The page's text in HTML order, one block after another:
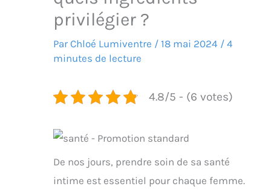
privilégier ?
Par Chloé Lumiventre / 18 mai 2024 / 4
minutes de lecture
4.8/5 - (6 votes)
De nos jours, prendre soin de sa santé
intime est essentiel pour chaque femme.